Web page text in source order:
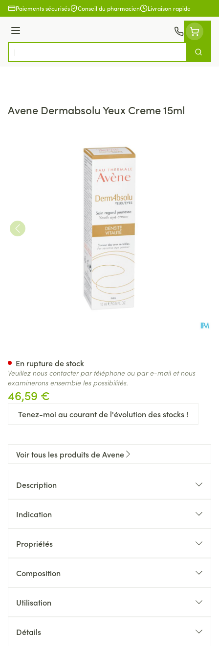
Aller au contenu
Paiements sécurisés Conseil du pharmacien Livraison rapide
Menu
Rechercher
Avene Dermabsolu Yeux Creme 15ml
46,59 €
Tenez-moi au courant de l'évolution des stocks !
En rupture de stock
Veuillez nous contacter par téléphone ou par e-mail et nous
examinerons ensemble les possibilités.
Voir tous les produits de Avene
Description
Indication
Propriétés
Composition
Utilisation
Détails